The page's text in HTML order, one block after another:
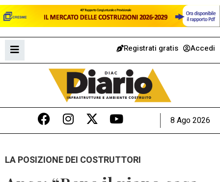
Registrati gratis Accedi
8 Ago 2026
LA POSIZIONE DEI COSTRUTTORI